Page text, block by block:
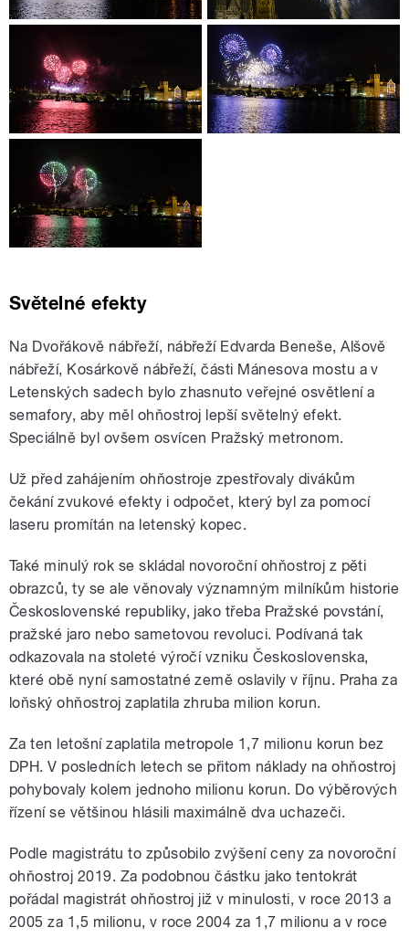
Světelné efekty
Na Dvořákově nábřeží, nábřeží Edvarda Beneše, Alšově
nábřeží, Kosárkově nábřeží, části Mánesova mostu a v
Letenských sadech bylo zhasnuto veřejné osvětlení a
semafory, aby měl ohňostroj lepší světelný efekt.
Speciálně byl ovšem osvícen Pražský metronom.
Už před zahájením ohňostroje zpestřovaly divákům
čekání zvukové efekty i odpočet, který byl za pomocí
laseru promítán na letenský kopec.
Také minulý rok se skládal novoroční ohňostroj z pěti
obrazců, ty se ale věnovaly významným milníkům historie
Československé republiky, jako třeba Pražské povstání,
pražské jaro nebo sametovou revoluci. Podívaná tak
odkazovala na stoleté výročí vzniku Československa,
které obě nyní samostatné země oslavily v říjnu. Praha za
loňský ohňostroj zaplatila zhruba milion korun.
Za ten letošní zaplatila metropole 1,7 milionu korun bez
DPH. V posledních letech se přitom náklady na ohňostroj
pohybovaly kolem jednoho milionu korun. Do výběrových
řízení se většinou hlásili maximálně dva uchazeči.
Podle magistrátu to způsobilo zvýšení ceny za novoroční
ohňostroj 2019. Za podobnou částku jako tentokrát
pořádal magistrát ohňostroj již v minulosti, v roce 2013 a
2005 za 1,5 milionu, v roce 2004 za 1,7 milionu a v roce